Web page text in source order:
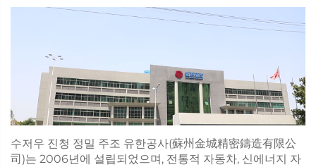
수저우 진청 정밀 주조 유한공사(蘇州金城精密鑄造有限公
司)는 2006년에 설립되었으며, 전통적 자동차, 신에너지 자